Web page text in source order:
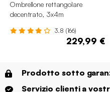
Ombrellone rettangolare
decentrato, 3x4m
3.8 (166)
229,99 €
Prodotto sotto
Servizio clienti a